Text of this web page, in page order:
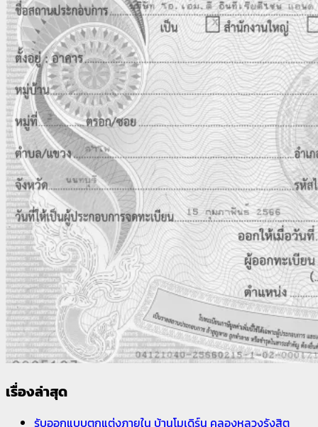
เรื่องล่าสุด
รับออกแบบตกแต่งภายใน บ้านโมเดิร์น คลองหลวงรังสิต